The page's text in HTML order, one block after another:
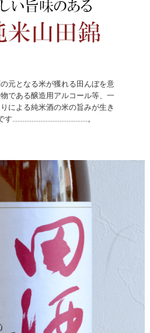
元となる米が獲れる田んぼを意
である醸造用アルコール等、一
による純米酒の米の旨みが生き
...........................................。